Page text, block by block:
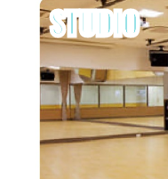
STUDIO